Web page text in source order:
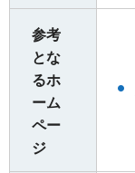
参考
とな
るホ
ーム
ペー
ジ